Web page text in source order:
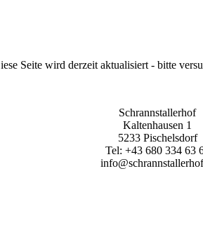
Seite wird derzeit aktualisiert - bitte
Schrannstallerhof
Kaltenhausen 1
5233 Pischelsdorf
Tel: +43 680 334 63